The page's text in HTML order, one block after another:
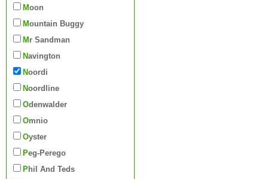
Moon
Mountain Buggy
Mr Sandman
Navington
Noordi
Noordline
Odenwalder
Omnio
Oyster
Peg-Perego
Phil And Teds